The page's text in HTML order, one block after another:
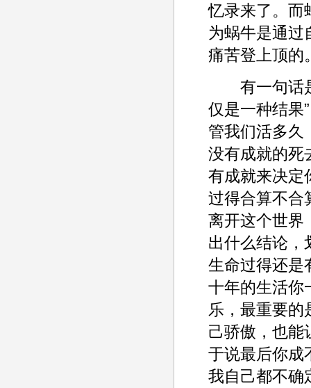
忆录来了。而
为蜗牛是通过
痛苦登上顶的
有一句话是
仅是一种结果
管我们活多久
没有成就的死
有成就来决定
过得合算不合
离开这个世界
出什么结论，
生命过得还是
十年的生活你
乐，最重要的
己骄傲，也能
于说最后你成
我自己都不确